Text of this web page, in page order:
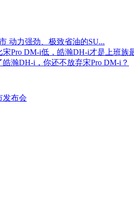
动力强劲、极致省油的SU...
Pro DM-i低，皓瀚DH-i才是上班族
皓瀚DH-i，你还不放弃宋Pro DM-i？
发布会